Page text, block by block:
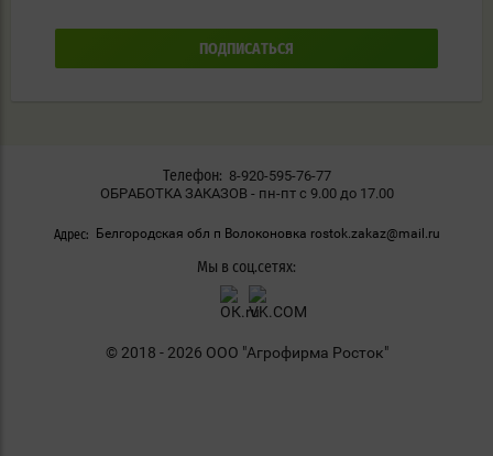
ПОДПИСАТЬСЯ
Телефон: 8-920-595-76-77
ОБРАБОТКА ЗАКАЗОВ - пн-пт с 9.00 до 17.00
Адрес: Белгородская обл п Волоконовка rostok.zakaz@mail.ru
Мы в соц.сетях:
© 2018 - 2026 ООО "Агрофирма Росток"